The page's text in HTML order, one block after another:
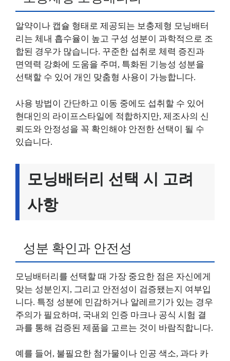
알약이나 캡슐 형태로 제공되는 보충제형 모닝배터
리는 체내 흡수율이 높고 구성 성분이 과학적으로 조
합된 경우가 많습니다. 꾸준한 섭취로 체력 증진과
면역력 강화에 도움을 주며, 특화된 기능성 성분을
선택할 수 있어 개인 맞춤형 사용이 가능합니다.
사용 방법이 간단하고 이동 중에도 섭취할 수 있어
현대인의 라이프스타일에 적합하지만, 제조사의 신
뢰도와 안정성을 꼭 확인해야 안전한 선택이 될 수
있습니다.
모닝배터리 선택 시 고려
사항
성분 확인과 안전성
모닝배터리를 선택할 때 가장 중요한 점은 자신에게
맞는 성분인지, 그리고 안전성이 검증됐는지 여부입
니다. 특정 성분에 민감하거나 알레르기가 있는 경우
주의가 필요하며, 국내외 인증 마크나 공식 시험 결
과를 통해 검증된 제품을 고르는 것이 바람직합니다.
예를 들어, 불필요한 첨가물이나 인공 색소, 과다 카